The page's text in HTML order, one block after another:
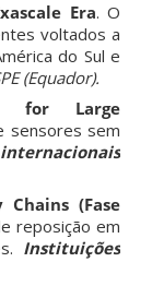
Era. O
voltados a
do Sul e
(Equador).
for Large
sensores sem
(Fase
reposição em
Instituições